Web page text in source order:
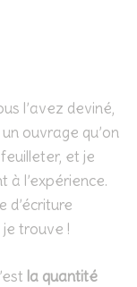
l’avez deviné,
un ouvrage qu’on
et je
à l’expérience.
d’écriture
trouve !
la quantité